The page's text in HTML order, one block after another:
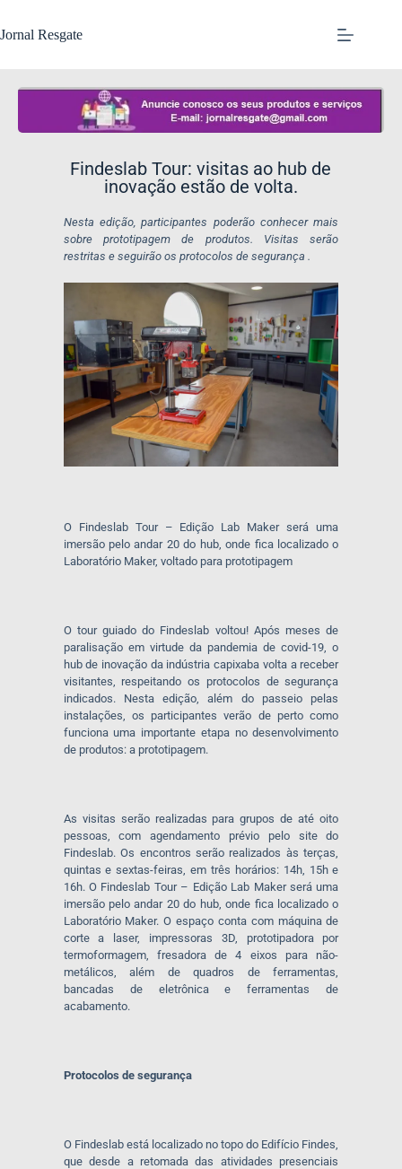
Jornal Resgate
Findeslab Tour: visitas ao hub de
inovação estão de volta.
Nesta edição, participantes poderão conhecer mais
sobre prototipagem de produtos. Visitas serão
restritas e seguirão os protocolos de segurança .
O Findeslab Tour – Edição Lab Maker será uma
imersão pelo andar 20 do hub, onde fica localizado o
Laboratório Maker, voltado para prototipagem
O tour guiado do Findeslab voltou! Após meses de
paralisação em virtude da pandemia de covid-19, o
hub de inovação da indústria capixaba volta a receber
visitantes, respeitando os protocolos de segurança
indicados. Nesta edição, além do passeio pelas
instalações, os participantes verão de perto como
funciona uma importante etapa no desenvolvimento
de produtos: a prototipagem.
As visitas serão realizadas para grupos de até oito
pessoas, com agendamento prévio pelo site do
Findeslab. Os encontros serão realizados às terças,
quintas e sextas-feiras, em três horários: 14h, 15h e
16h. O Findeslab Tour – Edição Lab Maker será uma
imersão pelo andar 20 do hub, onde fica localizado o
Laboratório Maker. O espaço conta com máquina de
corte a laser, impressoras 3D, prototipadora por
termoformagem, fresadora de 4 eixos para não-
metálicos, além de quadros de ferramentas,
bancadas de eletrônica e ferramentas de
acabamento.
Protocolos de segurança
O Findeslab está localizado no topo do Edifício Findes,
que desde a retomada das atividades presenciais